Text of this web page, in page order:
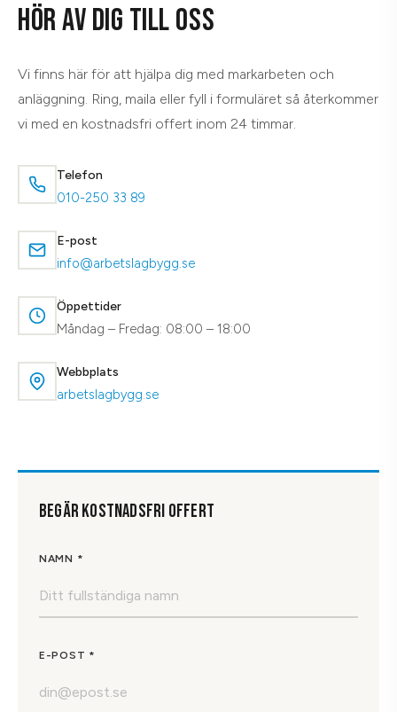
HÖR AV DIG TILL OSS
Vi finns här för att hjälpa dig med markarbeten och
anläggning. Ring, maila eller fyll i formuläret så återkommer
vi med en kostnadsfri offert inom 24 timmar.
Telefon
010-250 33 89
E-post
info@arbetslagbygg.se
Öppettider
Måndag – Fredag: 08:00 – 18:00
Webbplats
arbetslagbygg.se
BEGÄR KOSTNADSFRI OFFERT
NAMN *
E-POST *